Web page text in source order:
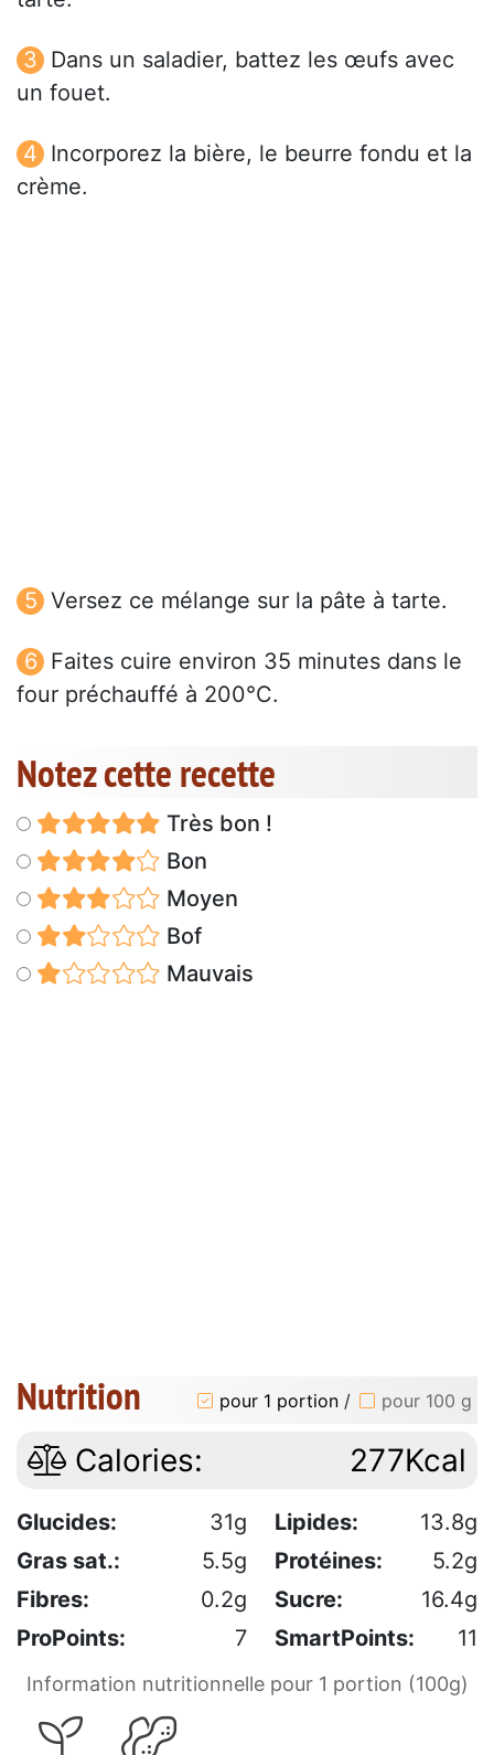
Dans un saladier, battez les œufs avec
un fouet.
Incorporez la bière, le beurre fondu et la
crème.
Versez ce mélange sur la pâte à tarte.
Faites cuire environ 35 minutes dans le
four préchauffé à 200°C.
Notez cette recette
Très bon !
Bon
Moyen
Bof
Mauvais
Nutrition pour 1 portion / pour 100 g
Calories: 277Kcal
Glucides: 31g Lipides:
13.8g
Gras sat.:
5.5g Protéines:
5.2g
Fibres:
0.2g Sucre:
16.4g
ProPoints:
7 SmartPoints: 11
Information nutritionnelle pour 1 portion (100g)